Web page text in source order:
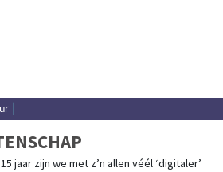
jaar zijn we met z’n allen véél ‘digitaler’